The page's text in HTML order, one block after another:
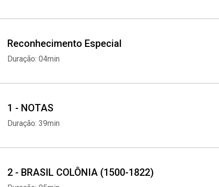
Reconhecimento Especial
Duração: 04min
1 - NOTAS
Duração: 39min
2 - BRASIL COLÔNIA (1500-1822)
Whatsapp Facebook